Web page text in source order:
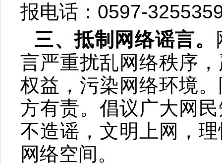
报电话：0597-
三、抵制网络谣言。
言严重扰乱网络秩序
权益，污染网络环境
方有责。倡议广大网
不造谣，文明上网，
网络空间。